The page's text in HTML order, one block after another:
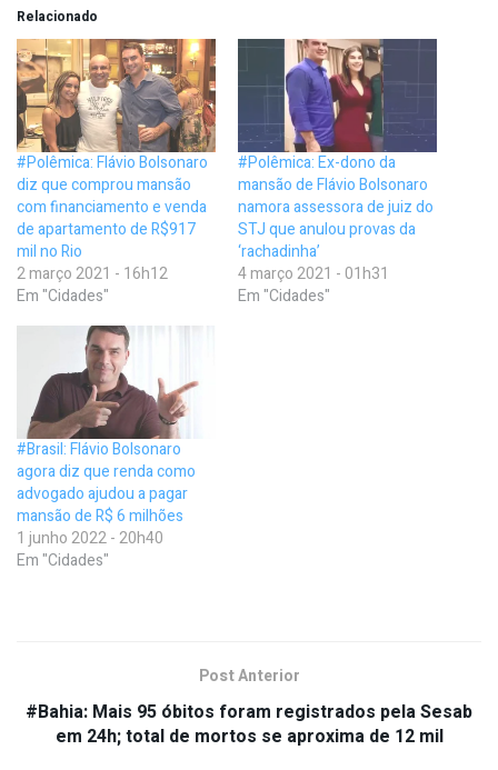
Relacionado
#Polêmica: Flávio Bolsonaro
diz que comprou mansão
com financiamento e venda
de apartamento de R$917
mil no Rio
2 março 2021 - 16h12
Em "Cidades"
#Polêmica: Ex-dono da
mansão de Flávio Bolsonaro
namora assessora de juiz do
STJ que anulou provas da
‘rachadinha’
4 março 2021 - 01h31
Em "Cidades"
#Brasil: Flávio Bolsonaro
agora diz que renda como
advogado ajudou a pagar
mansão de R$ 6 milhões
1 junho 2022 - 20h40
Em "Cidades"
Post Anterior
#Bahia: Mais 95 óbitos foram registrados pela Sesab
em 24h; total de mortos se aproxima de 12 mil